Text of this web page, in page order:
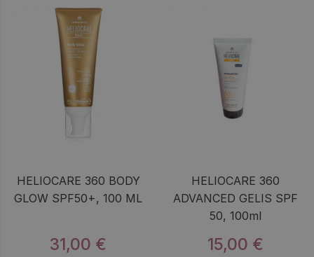
HELIOCARE 360 BODY
GLOW SPF50+, 100 ML
31,00 €
HELIOCARE 360
ADVANCED GELIS SPF
50, 100ml
15,00 €